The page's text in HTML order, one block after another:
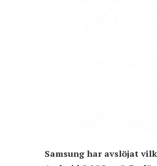
Samsung har avslöjat